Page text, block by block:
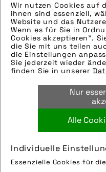
Wir nutzen Cookies auf
ihnen sind essenziell,
Website und das
Wenn es für Sie in
Cookies akzeptieren".
die Sie mit uns teilen
die Einstellungen
Sie jederzeit wieder
finden Sie in unserer
Nur
Alle
Individuelle
Essenzielle Cookies für
Quelle/Source
Bild downloaden